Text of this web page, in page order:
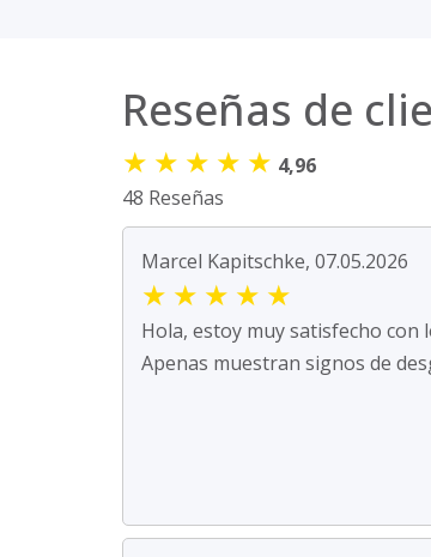
Reseñas de
★ ★ ★ ★ ★ 4,96
48 Reseñas
Marcel Kapitschke, 07.05.2026
★ ★ ★ ★ ★
Hola, estoy muy satisfecho con
Apenas muestran signos de